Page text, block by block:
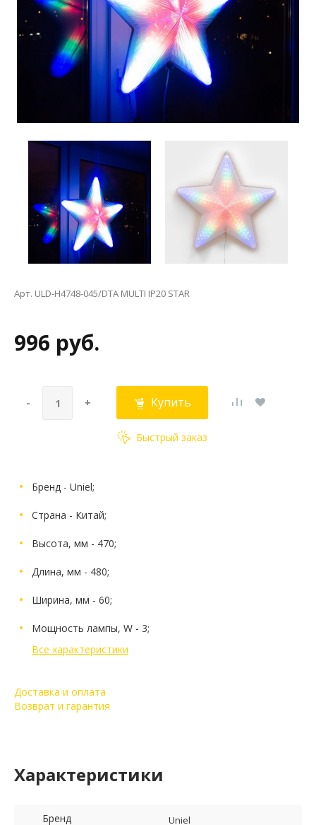
Арт. ULD-H4748-045/DTA MULTI IP20 STAR
996 руб.
- + Купить
Быстрый заказ
Бренд - Uniel;
Страна - Китай;
Высота, мм - 470;
Длина, мм - 480;
Ширина, мм - 60;
Мощность лампы, W - 3;
Все характеристики
Доставка и оплата
Возврат и гарантия
Характеристики
Бренд Uniel